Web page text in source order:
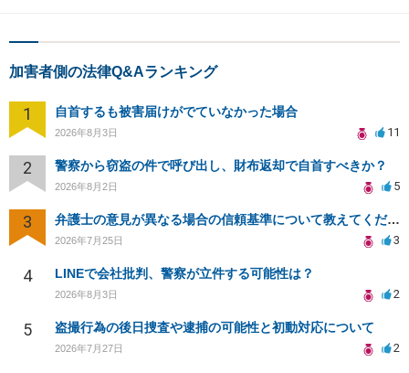
加害者側の法律Q&Aランキング
1 自首するも被害届けがでていなかった場合
2026年8月3日 11
2 警察から窃盗の件で呼び出し、財布返却で自首すべきか？
2026年8月2日 5
3 弁護士の意見が異なる場合の信頼基準について教えてください
2026年7月25日 3
4 LINEで会社批判、警察が立件する可能性は？
2026年8月3日 2
5 盗撮行為の後日捜査や逮捕の可能性と初動対応について
2026年7月27日 2